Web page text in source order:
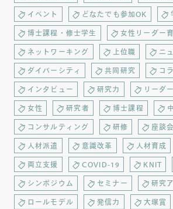
イベント どなたでも参加OK
博士課程・修士学生 女性リーダー
ネットワーキング 上位職 ニ
ダイバーシティ 共同研究 コ
インタビュー 研究力 リーダー
女性 研究者 博士課程
コンサルティング 研修 座談会
人材派遣 意識改革 人材育成
両立支援 COVID-19 KNIT
シンポジウム セミナー 研究
ロールモデル 発信力 大塚賞